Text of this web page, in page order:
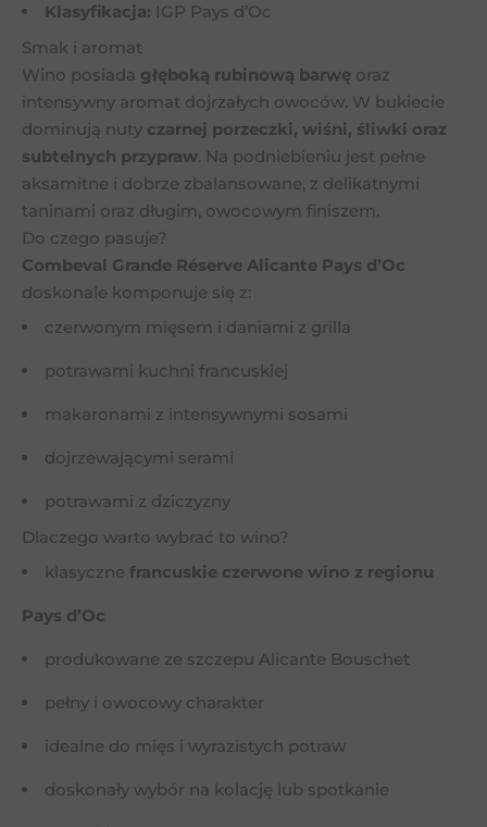
Klasyfikacja: IGP Pays d’Oc
Smak i aromat
Wino posiada głęboką rubinową barwę oraz
intensywny aromat dojrzałych owoców. W bukiecie
dominują nuty czarnej porzeczki, wiśni, śliwki oraz
subtelnych przypraw. Na podniebieniu jest pełne
aksamitne i dobrze zbalansowane, z delikatnymi
taninami oraz długim, owocowym finiszem.
Do czego pasuje?
Combeval Grande Réserve Alicante Pays d’Oc
doskonale komponuje się z:
czerwonym mięsem i daniami z grilla
potrawami kuchni francuskiej
makaronami z intensywnymi sosami
dojrzewającymi serami
potrawami z dziczyzny
Dlaczego warto wybrać to wino?
klasyczne francuskie czerwone wino z regionu
Pays d’Oc
produkowane ze szczepu Alicante Bouschet
pełny i owocowy charakter
idealne do mięs i wyrazistych potraw
doskonały wybór na kolację lub spotkanie